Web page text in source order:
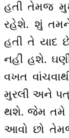
હતી તેમજ
રહેશે. શું
હતી તે યાદ
નહીં હશે.
વખત
મુરલી અને
થશે. જેમ તમે
આવો છો